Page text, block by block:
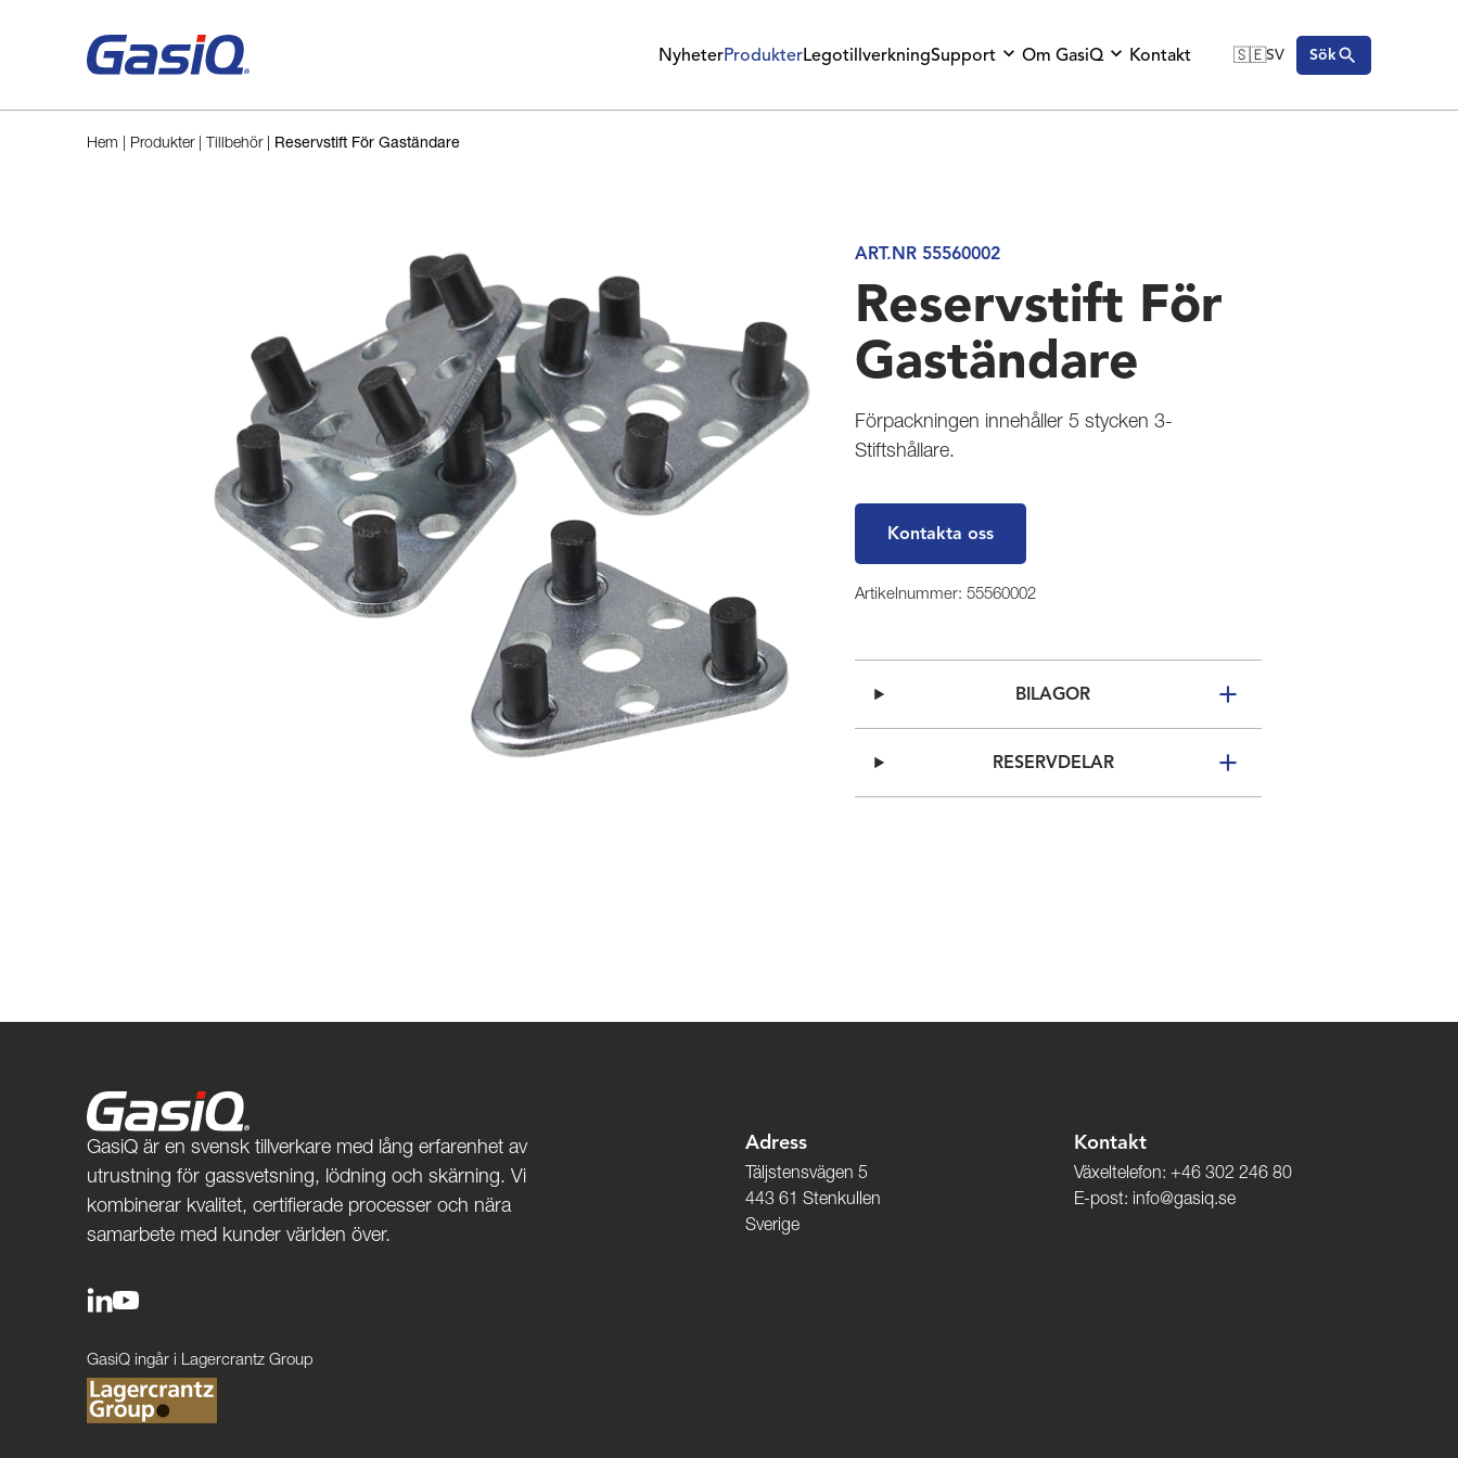
NyheterProdukterLegotillverkningSupport Om GasiQ Kontakt 🇸🇪SV Sök
Hem | Produkter| Tillbehör| Reservstift För Gaständare
ART.NR 55560002
Reservstift För
Gaständare
Förpackningen innehåller 5 stycken 3-
Stiftshållare.
Kontakta oss
Artikelnummer: 55560002
BILAGOR
RESERVDELAR
GasiQ är en svensk tillverkare med lång erfarenhet av
utrustning för gassvetsning, lödning och skärning. Vi
kombinerar kvalitet, certifierade processer och nära
samarbete med kunder världen över.
GasiQ ingår i Lagercrantz Group
Adress
Täljstensvägen 5
443 61 Stenkullen
Sverige
Kontakt
Växeltelefon:+46 302 246 80
E-post: info@gasiq.se